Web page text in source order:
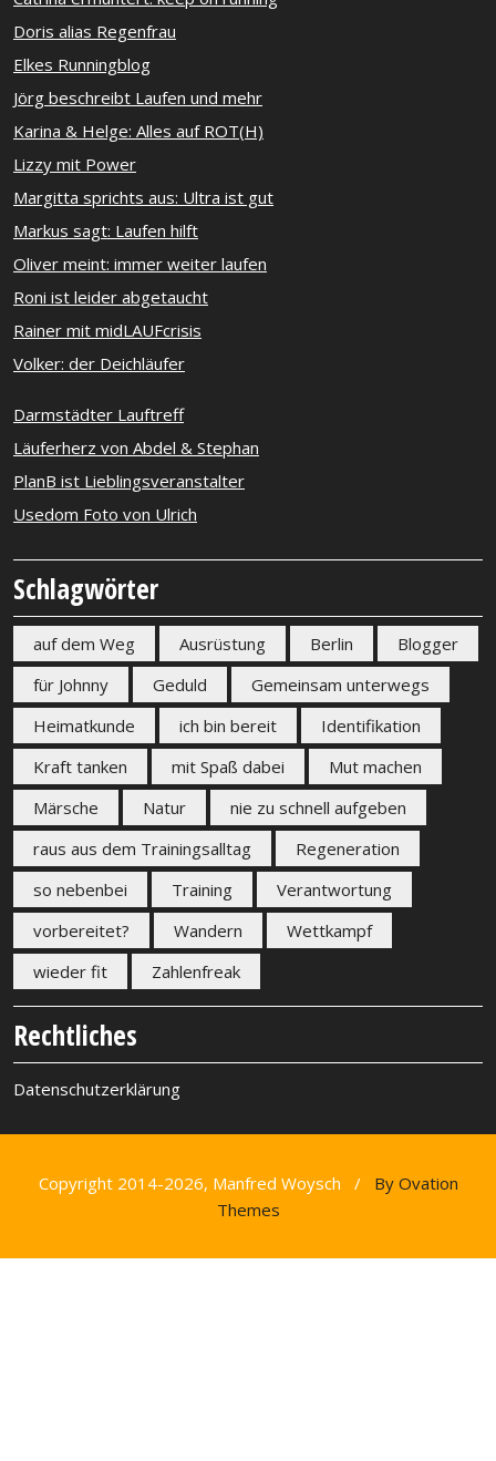
Doris alias Regenfrau
Elkes Runningblog
Jörg beschreibt Laufen und mehr
Karina & Helge: Alles auf ROT(H)
Lizzy mit Power
Margitta sprichts aus: Ultra ist gut
Markus sagt: Laufen hilft
Oliver meint: immer weiter laufen
Roni ist leider abgetaucht
Rainer mit midLAUFcrisis
Volker: der Deichläufer
Darmstädter Lauftreff
Läuferherz von Abdel & Stephan
PlanB ist Lieblingsveranstalter
Usedom Foto von Ulrich
Schlagwörter
auf dem Weg Ausrüstung Berlin
Blogger
für Johnny
Geduld
Gemeinsam unterwegs
Heimatkunde
ich bin bereit
Identifikation
Kraft tanken
mit Spaß dabei
Mut machen
Märsche
Natur
nie zu schnell aufgeben
raus aus dem Trainingsalltag
Regeneration
so nebenbei
Training
Verantwortung
vorbereitet?
Wandern
Wettkampf
wieder fit
Zahlenfreak
Rechtliches
Datenschutzerklärung
Copyright 2014-2026, Manfred Woysch /
By Ovation
Themes